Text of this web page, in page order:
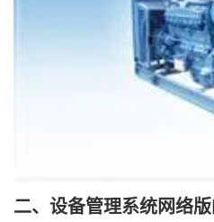
二、 设备管理系统网络版